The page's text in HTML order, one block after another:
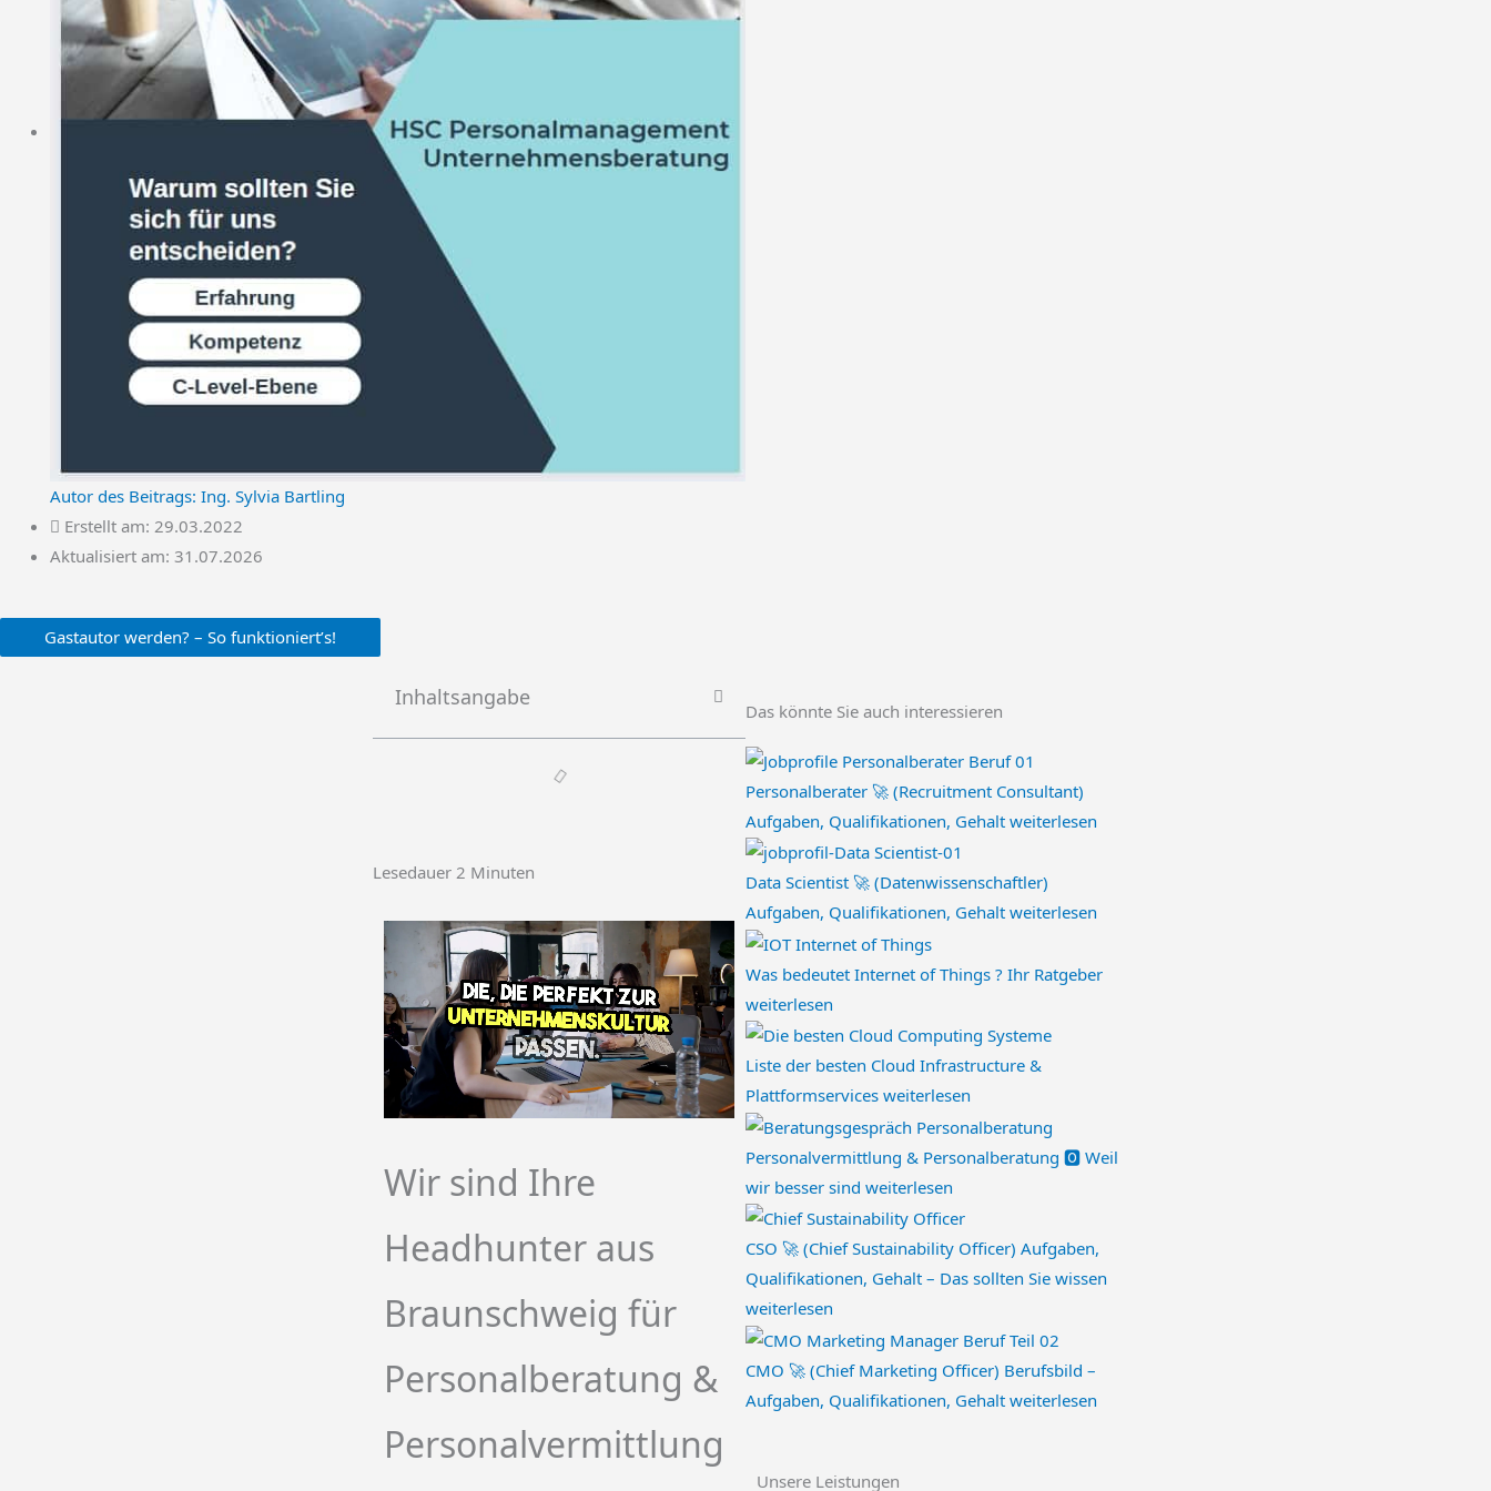
Autor des Beitrags: Ing. Sylvia Bartling
Erstellt am: 29.03.2022
Aktualisiert am: 31.07.2026
Gastautor werden? – So funktioniert’s!
Inhaltsangabe
Lesedauer 2 Minuten
Wir sind Ihre
Headhunter aus
Braunschweig für
Personalberatung &
Personalvermittlung
Das könnte Sie auch interessieren
Personalberater 🚀 (Recruitment Consultant)
Aufgaben, Qualifikationen, Gehalt weiterlesen
Data Scientist 🚀 (Datenwissenschaftler)
Aufgaben, Qualifikationen, Gehalt weiterlesen
Was bedeutet Internet of Things ? Ihr Ratgeber
weiterlesen
Liste der besten Cloud Infrastructure &
Plattformservices weiterlesen
Personalvermittlung & Personalberatung 🅾️ Weil
wir besser sind weiterlesen
CSO 🚀 (Chief Sustainability Officer) Aufgaben,
Qualifikationen, Gehalt – Das sollten Sie wissen
weiterlesen
CMO 🚀 (Chief Marketing Officer) Berufsbild –
Aufgaben, Qualifikationen, Gehalt weiterlesen
Unsere Leistungen